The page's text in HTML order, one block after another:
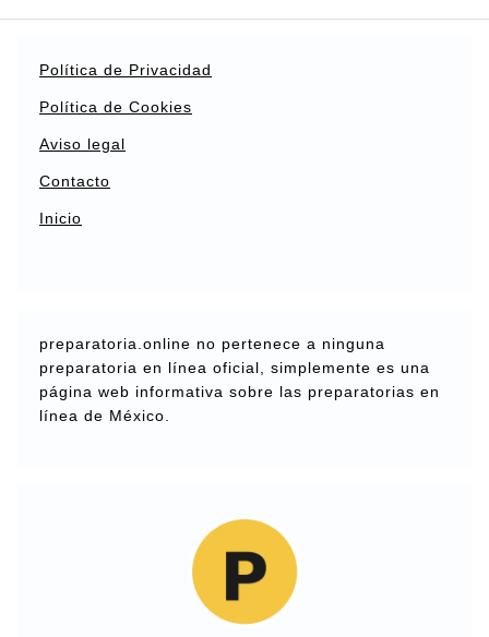
Política de Privacidad
Política de Cookies
Aviso legal
Contacto
Inicio
preparatoria.online no pertenece a ninguna
preparatoria en línea oficial, simplemente es una
página web informativa sobre las preparatorias en
línea de México.